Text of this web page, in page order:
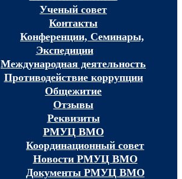
Ученый совет
Контакты
Конференции, Семинары,
Экспедиции
Международная деятельность
Противодействие коррупции
Общежитие
Отзывы
Реквизиты
РМУЦ ВМО
Координационный совет
Новости РМУЦ ВМО
Документы РМУЦ ВМО